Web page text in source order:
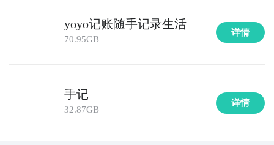
yoyo记账随手记录生活
70.95GB
详情
手记
32.87GB
详情